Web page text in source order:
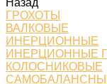
Назад
ГРОХОТЫ
ВАЛКОВЫЕ
ИНЕРЦИОННЫЕ
ИНЕРЦИОННЫЕ
КОЛОСНИКОВЫЕ